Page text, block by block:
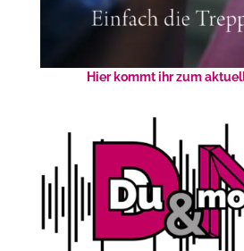
Hier kommt ihr zum